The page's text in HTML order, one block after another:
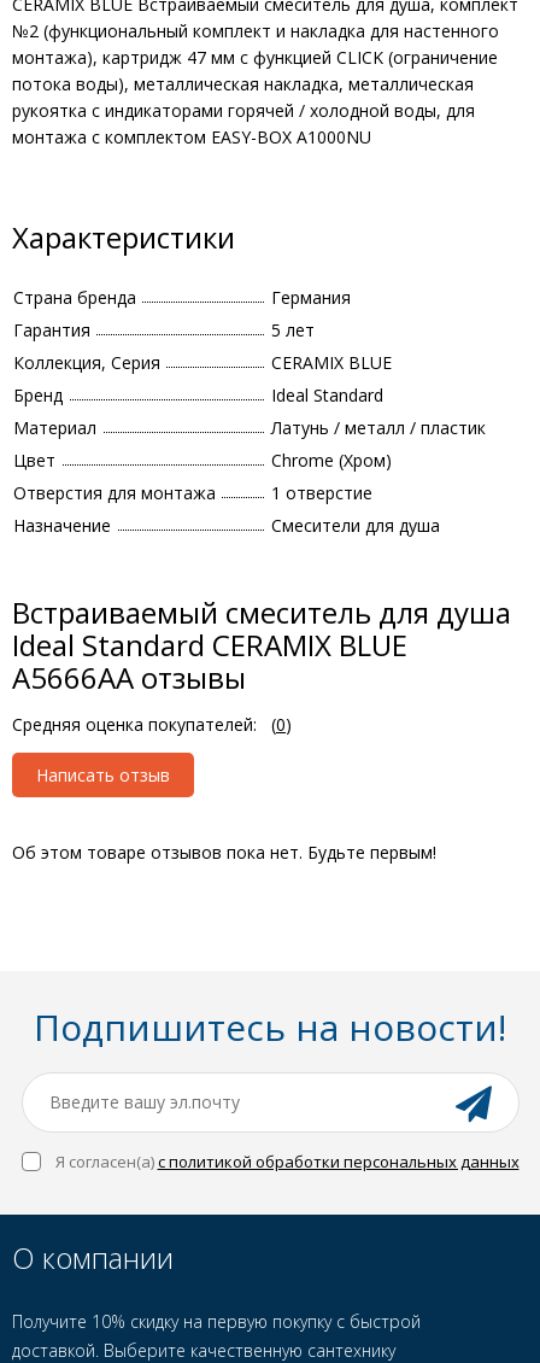
№2 (функциональный комплект и накладка для настенного
монтажа), картридж 47 мм с функцией CLICK (ограничение
потока воды), металлическая накладка, металлическая
рукоятка с индикаторами горячей / холодной воды, для
монтажа с комплектом EASY-BOX A1000NU
Характеристики
Страна бренда
Германия
Гарантия
5 лет
Коллекция, Серия
CERAMIX BLUE
Бренд
Ideal Standard
Материал
Латунь / металл / пластик
Цвет
Chrome (Хром)
Отверстия для монтажа
1 отверстие
Назначение
Смесители для душа
Встраиваемый смеситель для душа
Ideal Standard CERAMIX BLUE
A5666AA отзывы
Средняя оценка покупателей: (0)
Написать отзыв
Об этом товаре отзывов пока нет. Будьте первым!
Подпишитесь на новости!
Я согласен(a)с политикой обработки персональных данных
О компании
Получите 10% скидку на первую покупку с быстрой
доставкой. Выберите качественную сантехнику